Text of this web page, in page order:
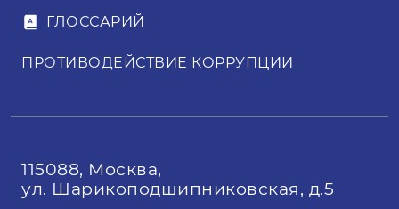
ГЛОССАРИЙ
ПРОТИВОДЕЙСТВИЕ КОРРУПЦИИ
115088, Москва,
ул. Шарикоподшипниковская, д.5